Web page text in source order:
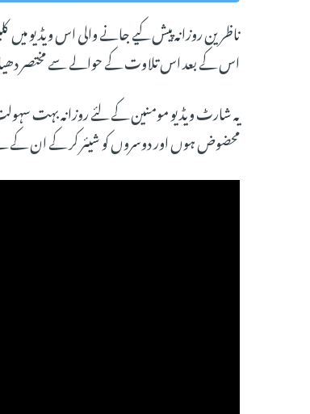
ناظرین روزانہ پیش کیے جانے والی اس ویڈیو
اس کے بعد اس تلاوت کے حوالے سے مختصر
یہ شارٹ ویڈیو مومنین کے لئے روزانہ بہت
محضوض ہوں اور دوسروں کو شیئر کر کے ان کے